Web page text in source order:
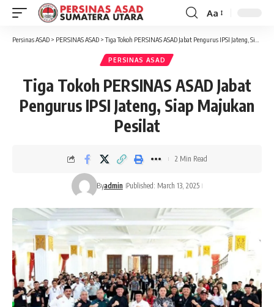
Font
Resizer
Aa
Persinas ASAD > PERSINAS ASAD >Tiga Tokoh PERSINAS ASAD Jabat Pengurus IPSI Jateng, Siap Majukan Pesilat
PERSINAS ASAD
Tiga Tokoh PERSINAS ASAD Jabat
Pengurus IPSI Jateng, Siap Majukan
Pesilat
Byadmin Published: March 13, 2025
2 Min Read